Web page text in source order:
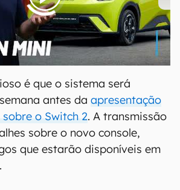
é que o sistema será
antes da apresentação
o Switch 2. A transmissão
sobre o novo console,
que estarão disponíveis em